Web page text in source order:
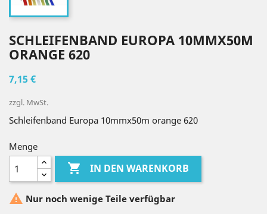
SCHLEIFENBAND EUROPA 10MMX50M
ORANGE 620
7,15 €
zzgl. MwSt.
Schleifenband Europa 10mmx50m orange 620
Menge
 IN DEN WARENKORB
 Nur noch wenige Teile verfügbar